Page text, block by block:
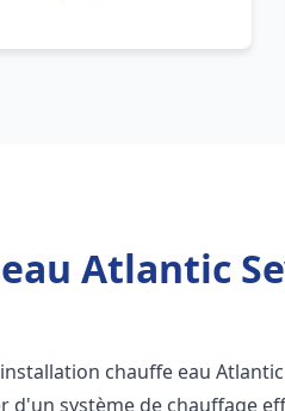
Atlantic
chauffe eau
d'un système de chauffage